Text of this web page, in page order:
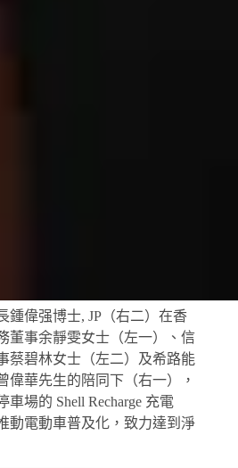
鍾偉强博士, JP（右二）在香
董事余靜雯女士（左一）、信
蔡碧林女士（左二）及希路能
偉華先生的陪同下（右一），
場的 Shell Recharge 充電
動電動車普及化，致力達到淨